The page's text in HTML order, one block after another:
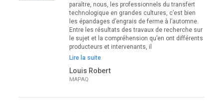
paraître, nous, les professionnels du transfert
technologique en grandes cultures, c’est bien
les épandages d’engrais de ferme à l’automne.
Entre les résultats des travaux de recherche sur
le sujet et la compréhension qu’en ont différents
producteurs et intervenants, il
Lire la suite
Louis Robert
MAPAQ